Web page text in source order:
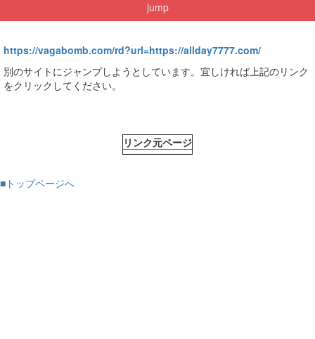
jump
https://vagabomb.com/rd?url=https://allday7777.com/
別のサイトにジャンプしようとしています。宜しければ上記のリンク
をクリックしてください。
リンク元ページ
■トップページへ